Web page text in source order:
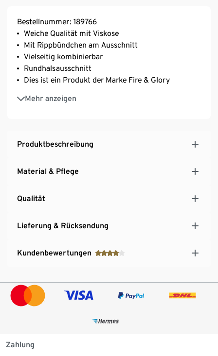
Bestellnummer: 189766
Weiche Qualität mit Viskose
Mit Rippbündchen am Ausschnitt
Vielseitig kombinierbar
Rundhalsausschnitt
Dies ist ein Produkt der Marke Fire & Glory
Mehr anzeigen
Dieser Style wurde exklusiv für Tchibo entworfen
Produktbeschreibung
Material & Pflege
Qualität
Lieferung & Rücksendung
Kundenbewertungen
Zahlung